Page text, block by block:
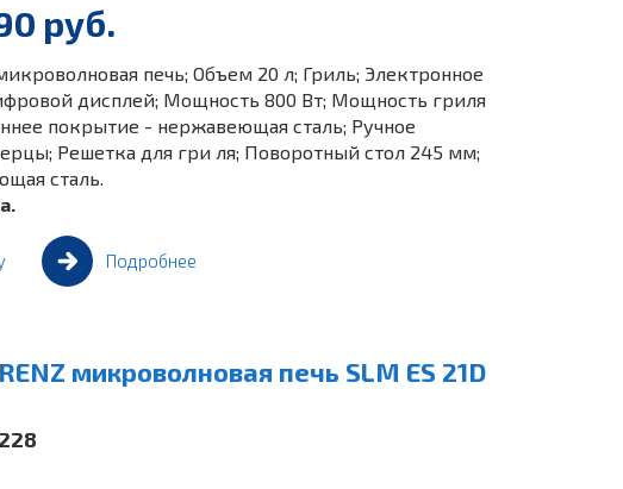
руб.
печь; Объем 20 л; Гриль; Электронное
дисплей; Мощность 800 Вт; Мощность гриля
покрытие - нержавеющая сталь; Ручное
Решетка для гри ля; Поворотный стол 245 мм;
сталь.
Подробнее
микроволновая печь SLM ES 21D